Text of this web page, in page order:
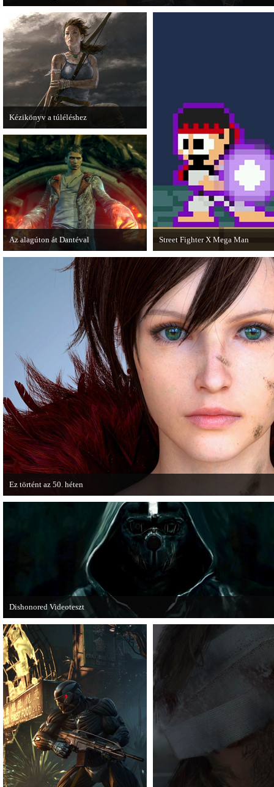
Az egyik leghíresebb játékmagazin, az EDGE is elmondja, hogy szerinte melyek
voltak idén a legjobb játékok.
Kézikönyv a túléléshez
A Tomb Raider sem ússza meg a
manapság már kötelező videosorozatot.
Street Fighter X Mega Man
A Capcom ismert karakterei ismét
összecsapnak - ingyenesen
Street Fighter X Mega Man.
Az alagúton át Dantéval
A Devil May Cry újragondolás új
játékmenet-videóval jelentkezik.
Ez történt az 50. héten
A héten nagyot villantottak a japán fejlesztők. A Phamtom Pain mellett a
Dishonored Videoteszt
Chris és Wilson bemutatja a 2012-es év egyik legnagyobb meglepetését.
Dishonored videoteszt!